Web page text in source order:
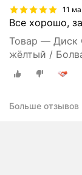
11
Все хорошо,
Товар — Диск
жёлтый /
Больше отзывов